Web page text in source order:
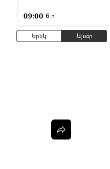
09:00 6 ր
Երեկ Այսօր